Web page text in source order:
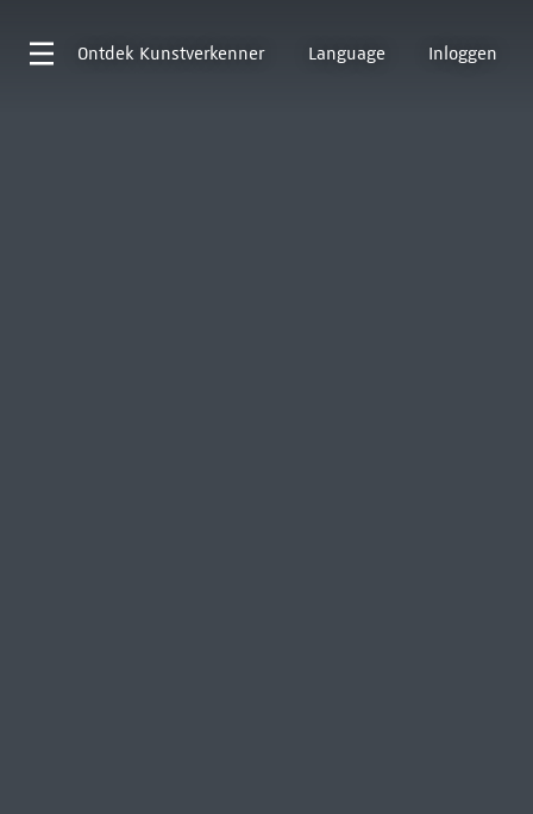
Ontdek Kunstverkenner Language Inloggen